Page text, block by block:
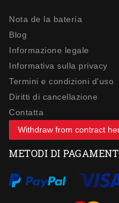
Nota de la batería
Blog
Informazione legale
Informativa sulla privacy
Termini e condizioni d'uso
Diritti di cancellazione
Contatta
Withdraw from contract
METODI DI